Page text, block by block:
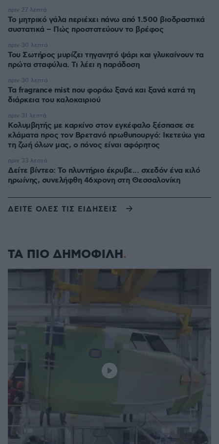
Το μητρικό γάλα περιέχει πάνω από 1.500 βιοδραστικά
συστατικά – Πώς προστατεύουν το βρέφος
πριν 27 λεπτά
Του Σωτήρος μυρίζει τηγανητό ψάρι και γλυκαίνουν τα
πρώτα σταφύλια. Τι λέει η παράδοση
πριν 30 λεπτά
Τα fragrance mist που φοράω ξανά και ξανά κατά τη
διάρκεια του καλοκαιριού
πριν 30 λεπτά
Κολυμβητής με καρκίνο στον εγκέφαλο ξέσπασε σε
κλάματα προς τον Βρετανό πρωθυπουργό: Ικετεύω για
τη ζωή όλων μας, ο πόνος είναι αφόρητος
πριν 31 λεπτά
Δείτε βίντεο: Το πλυντήριο έκρυβε... σχεδόν ένα κιλό
ηρωίνης, συνελήφθη 46χρονη στη Θεσσαλονίκη
πριν 33 λεπτά
ΔΕΙΤΕ ΟΛΕΣ ΤΙΣ ΕΙΔΗΣΕΙΣ
ΤΑ ΠΙΟ ΔΗΜΟΦΙΛΗ